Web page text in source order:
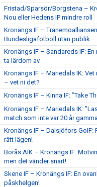
Fristad/Sparsör/Borgstena –
Nou eller Hedens IP mindre roll
Kronängs IF –
Bundesligafotboll utan publik
Kronängs IF – Sandareds IF:
ta lärdom av
Kronängs IF – Mariedals IK:
– vet ni det?
Kronängs IF – Kinna IF: ”Take
Kronängs IF – Mariedals IK:
match som inte var 20 år
Kronängs IF – Dalsjöfors GoIF:
rätt lägen!
Borås AIK – Kronängs IF:
men det vänder snart!
Skene IF – Kronängs IF: En
påskhelgen!